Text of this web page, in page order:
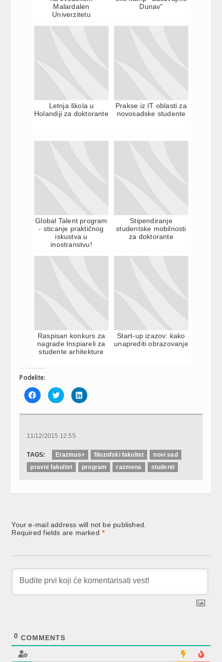
Malardalen
Univerzitetu
Dunav"
Letnja škola u
Holandiji za doktorante
Prakse iz IT oblasti za
novosadske studente
Global Talent program
- sticanje praktičnog
iskustva u
inostranstvu!
Stipendiranje
studentske mobilnosti
za doktorante
Raspisan konkurs za
nagrade Inspiareli za
studente arhitekture
Start-up izazov: kako
unaprediti obrazovanje
Podelite:
Click
to
share
Facebook
new
Click
to
share
Twitter
new
Click
to
LinkedIn
11/12/2015 12:55
TAGS: Erazmus+ filozofski fakultet
novi sad
pravni fakultet
program razmena studenti
Your e-mail address will not be published.
Required fields are marked *
0 COMMENTS